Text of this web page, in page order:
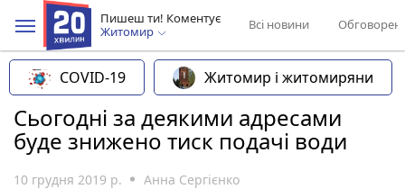
Пишеш ти! Коментує
Житомир
Всі новини
COVID-19 Житомир і житомиряни
Сьогодні за деякими адресами
буде знижено тиск подачі води
10 грудня 2019 р. Анна Сергієнко